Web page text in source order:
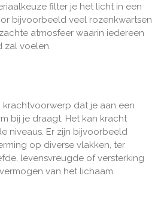
filter je het licht in een
bijvoorbeeld veel rozenkwartsen
atmosfeer waarin iedereen
zal voelen.
krachtvoorwerp dat je aan een
bij je draagt. Het kan kracht
niveaus. Er zijn bijvoorbeeld
op diverse vlakken, ter
levensvreugde of versterking
van het lichaam.